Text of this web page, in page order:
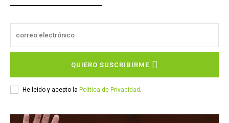
QUIERO SUSCRIBIRME
He leído y acepto la Política de Privacidad